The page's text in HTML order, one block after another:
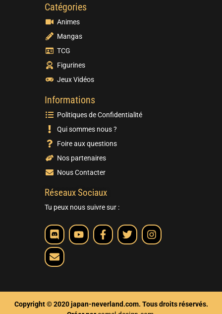
Catégories
Animes
Mangas
TCG
Figurines
Jeux Vidéos
Informations
Politiques de Confidentialité
Qui sommes nous ?
Foire aux questions
Nos partenaires
Nous Contacter
Réseaux Sociaux
Tu peux nous suivre sur :
Copyright © 2020 japan-neverland.com. Tous droits réservés.